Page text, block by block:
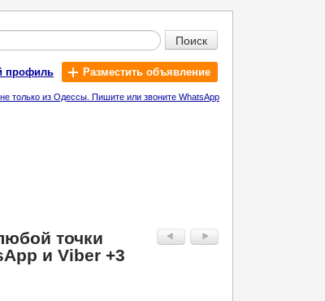
Поиск
профиль Разместить объявление
только из Одессы. Пишите или звоните WhatsApp
точки
и Viber +3